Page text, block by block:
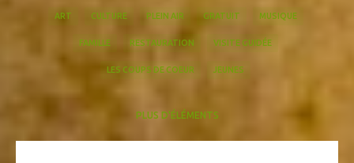
ART CULTURE PLEIN AIR GRATUIT MUSIQUE
FAMILLE RESTAURATION VISITE GUIDÉE
LES COUPS DE COEUR JEUNES
QUEFAIREACIMIEZ QUIZZ ICIMIEZ
PLUS D'ÉLÉMENTS